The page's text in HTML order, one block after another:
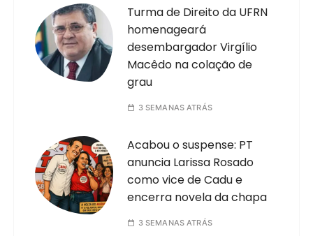
Turma de Direito da UFRN
homenageará
desembargador Virgílio
Macêdo na colação de
grau
3 SEMANAS ATRÁS
Acabou o suspense: PT
anuncia Larissa Rosado
como vice de Cadu e
encerra novela da chapa
3 SEMANAS ATRÁS